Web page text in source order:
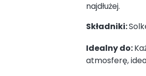
najdłużej.
Składniki:
Idealny do:
atmosferę,